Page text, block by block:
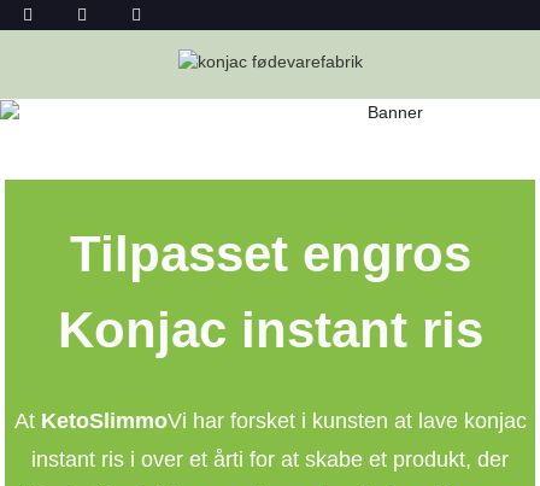
KONJAC INSTANT RIS ENGROS
Tilpasset engros
Konjac instant ris
At KetoSlimmoVi har forsket i kunsten at lave konjac
instant ris i over et årti for at skabe et produkt, der